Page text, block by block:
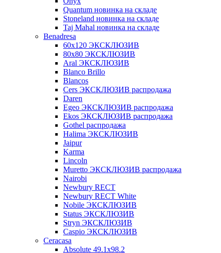
Quantum новинка на складе
Stoneland новинка на складе
Taj Mahal новинка на складе
Benadresa
60х120 ЭКСКЛЮЗИВ
80х80 ЭКСКЛЮЗИВ
Aral ЭКСКЛЮЗИВ
Blanco Brillo
Blancos
Cers ЭКСКЛЮЗИВ распродажа
Daren
Egeo ЭКСКЛЮЗИВ распродажа
Ekos ЭКСКЛЮЗИВ распродажа
Gothel распродажа
Halima ЭКСКЛЮЗИВ
Jaipur
Karma
Lincoln
Muretto ЭКСКЛЮЗИВ распродажа
Nairobi
Newbury RECT
Newbury RECT White
Nobile ЭКСКЛЮЗИВ
Status ЭКСКЛЮЗИВ
Stryn ЭКСКЛЮЗИВ
Сaspio ЭКСКЛЮЗИВ
Ceracasa
Absolute 49.1x98.2